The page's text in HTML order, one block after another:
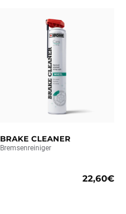
BRAKE CLEANER
Bremsenreiniger
22,60€